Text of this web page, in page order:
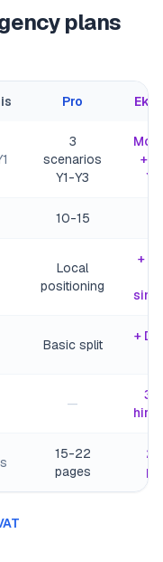
plans
Pro
3
scenarios
Y1-Y3
+
10-15
Local
positioning
+
Basic split
+
—
3-
15-22
pages